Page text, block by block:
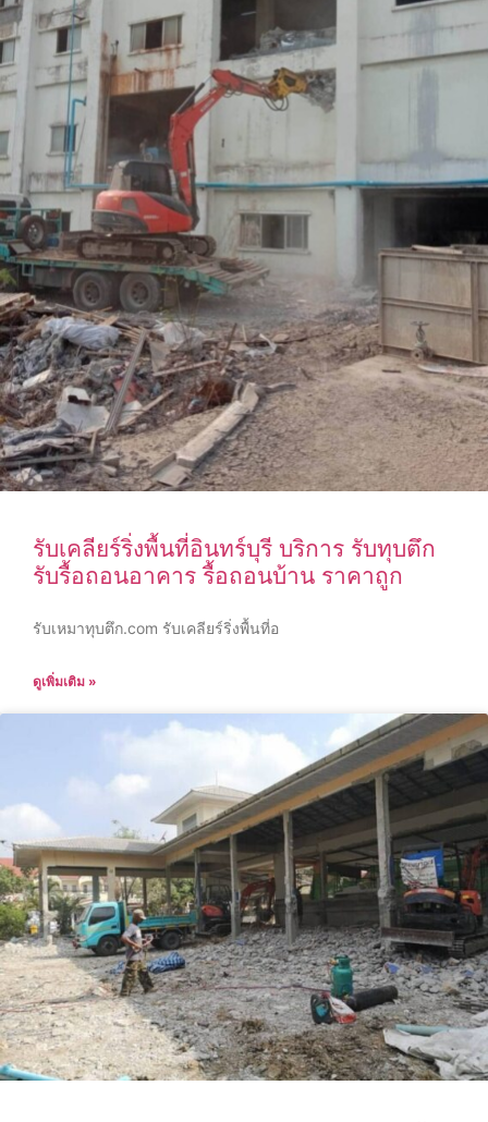
รับเคลียร์ริ่งพื้นที่อินทร์บุรี บริการ รับทุบตึก
รับรื้อถอนอาคาร รื้อถอนบ้าน ราคาถูก
รับเหมาทุบตึก.com รับเคลียร์ริ่งพื้นที่อ
ดูเพิ่มเติม »